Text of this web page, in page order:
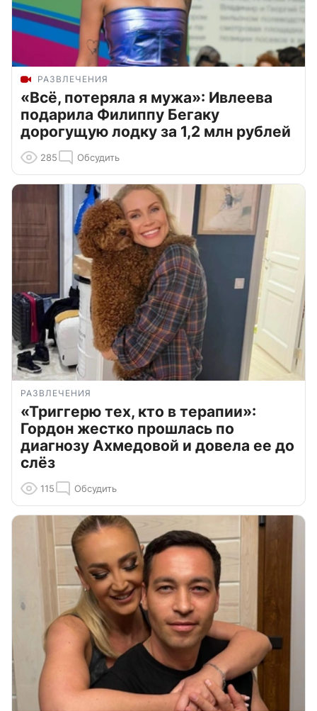
РАЗВЛЕЧЕНИЯ
«Всё, потеряла я мужа»: Ивлеева
подарила Филиппу Бегаку
дорогущую лодку за 1,2 млн рублей
285 Обсудить
РАЗВЛЕЧЕНИЯ
«Триггерю тех, кто в терапии»:
Гордон жестко прошлась по
диагнозу Ахмедовой и довела ее до
слёз
115 Обсудить